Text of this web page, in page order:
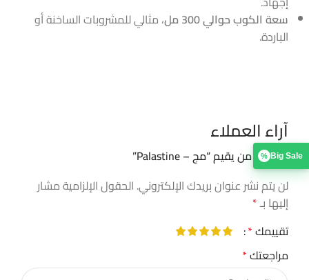
سعة الكوب حوالي 300 مل
، مثالي للمشروبات الساخنة أو
الباردة.
آراء العملاء
كن أول من يقيم “مج – Palastine”
لن يتم نشر عنوان بريدك الإلكتروني. الحقول الإلزامية مشار
إليها بـ*
تقييمك*
مراجعتك*
% Big Sale